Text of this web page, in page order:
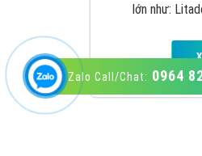
Zalo Call/Chat: 0964
lớn như: